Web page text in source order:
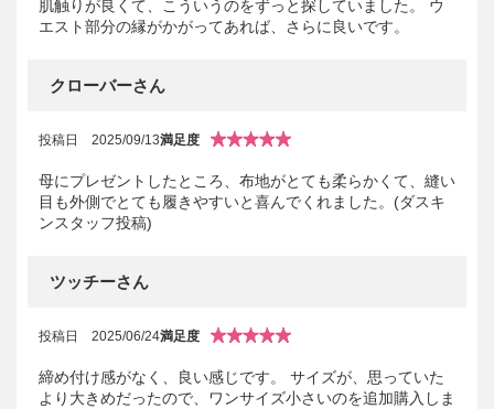
肌触りが良くて、こういうのをずっと探していました。 ウ
エスト部分の縁がかがってあれば、さらに良いです。
クローバーさん
投稿日 2025/09/13満足度
母にプレゼントしたところ、布地がとても柔らかくて、縫い
目も外側でとても履きやすいと喜んでくれました。(ダスキ
ンスタッフ投稿)
ツッチーさん
投稿日 2025/06/24満足度
締め付け感がなく、良い感じです。 サイズが、思っていた
より大きめだったので、ワンサイズ小さいのを追加購入しま